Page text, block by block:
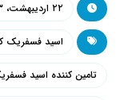
۲۲ اردیبهشت، ۱۴۰۳
اسید فسفریک
تامین کننده اسید